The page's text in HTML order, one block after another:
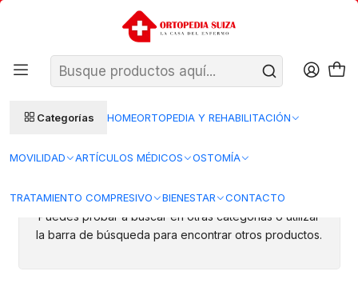
Categorías HOMEORTOPEDIA Y REHABILITACIÓN
MOVILIDAD ARTÍCULOS MÉDICOS OSTOMÍA
TRATAMIENTO COMPRESIVO BIENESTAR CONTACTO
SANTIAGO: ENTREGA AL DÍA HÁBIL SIGUIENTE (L–V)
REGIONES 48–72 HORAS HÁBILES
Insumos Medicos Insumos desechables Mascarillas
Todavía no hay productos disponibles aquí
Puedes probar a buscar en otras categorías o utilizar
la barra de búsqueda para encontrar otros productos.